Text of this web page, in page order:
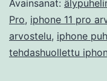
Avainsanat:
Pro, iphone 11 pro
arvostelu, iphone
tehdashuollettu